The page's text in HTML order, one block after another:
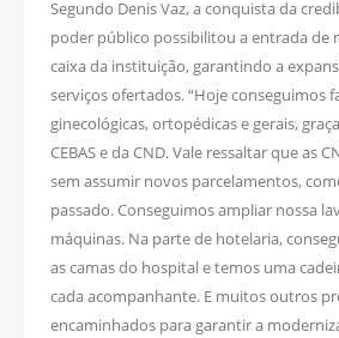
Segundo Denis Vaz, a conquista da
poder público possibilitou a entrada de
caixa da instituição, garantindo a
serviços ofertados. “Hoje conseguimos
ginecológicas, ortopédicas e gerais,
CEBAS e da CND. Vale ressaltar que as
sem assumir novos parcelamentos,
passado. Conseguimos ampliar nossa
máquinas. Na parte de hotelaria,
as camas do hospital e temos uma
cada acompanhante. E muitos outros
encaminhados para garantir a